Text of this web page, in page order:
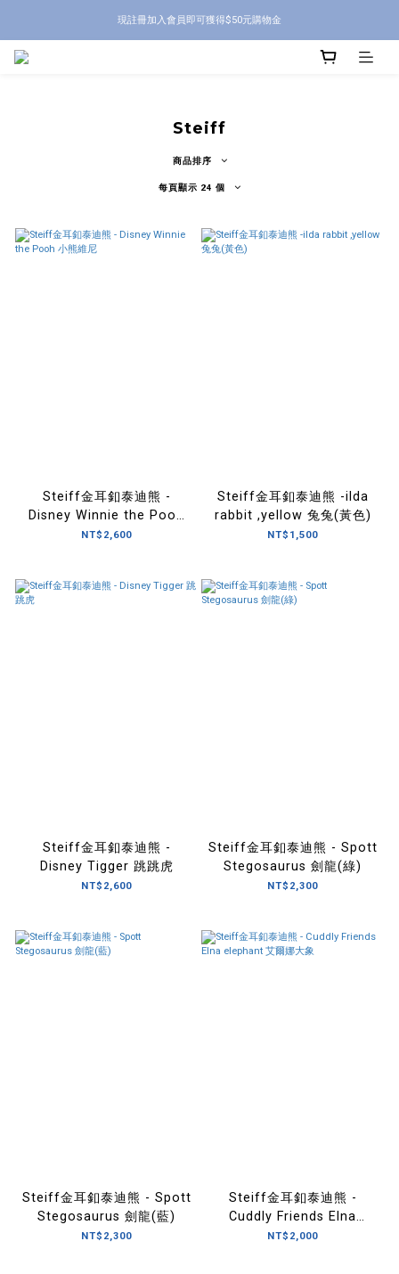
現註冊加入會員即可獲得$50元購物金
Steiff
商品排序
每頁顯示 24 個
Steiff金耳釦泰迪熊 -
Disney Winnie the Pooh
小熊維尼
NT$2,600
Steiff金耳釦泰迪熊 -ilda
rabbit ,yellow 兔兔(黃色)
NT$1,500
Steiff金耳釦泰迪熊 -
Disney Tigger 跳跳虎
NT$2,600
Steiff金耳釦泰迪熊 - Spott
Stegosaurus 劍龍(綠)
NT$2,300
Steiff金耳釦泰迪熊 - Spott
Stegosaurus 劍龍(藍)
NT$2,300
Steiff金耳釦泰迪熊 -
Cuddly Friends Elna
elephant 艾爾娜大象
NT$2,000